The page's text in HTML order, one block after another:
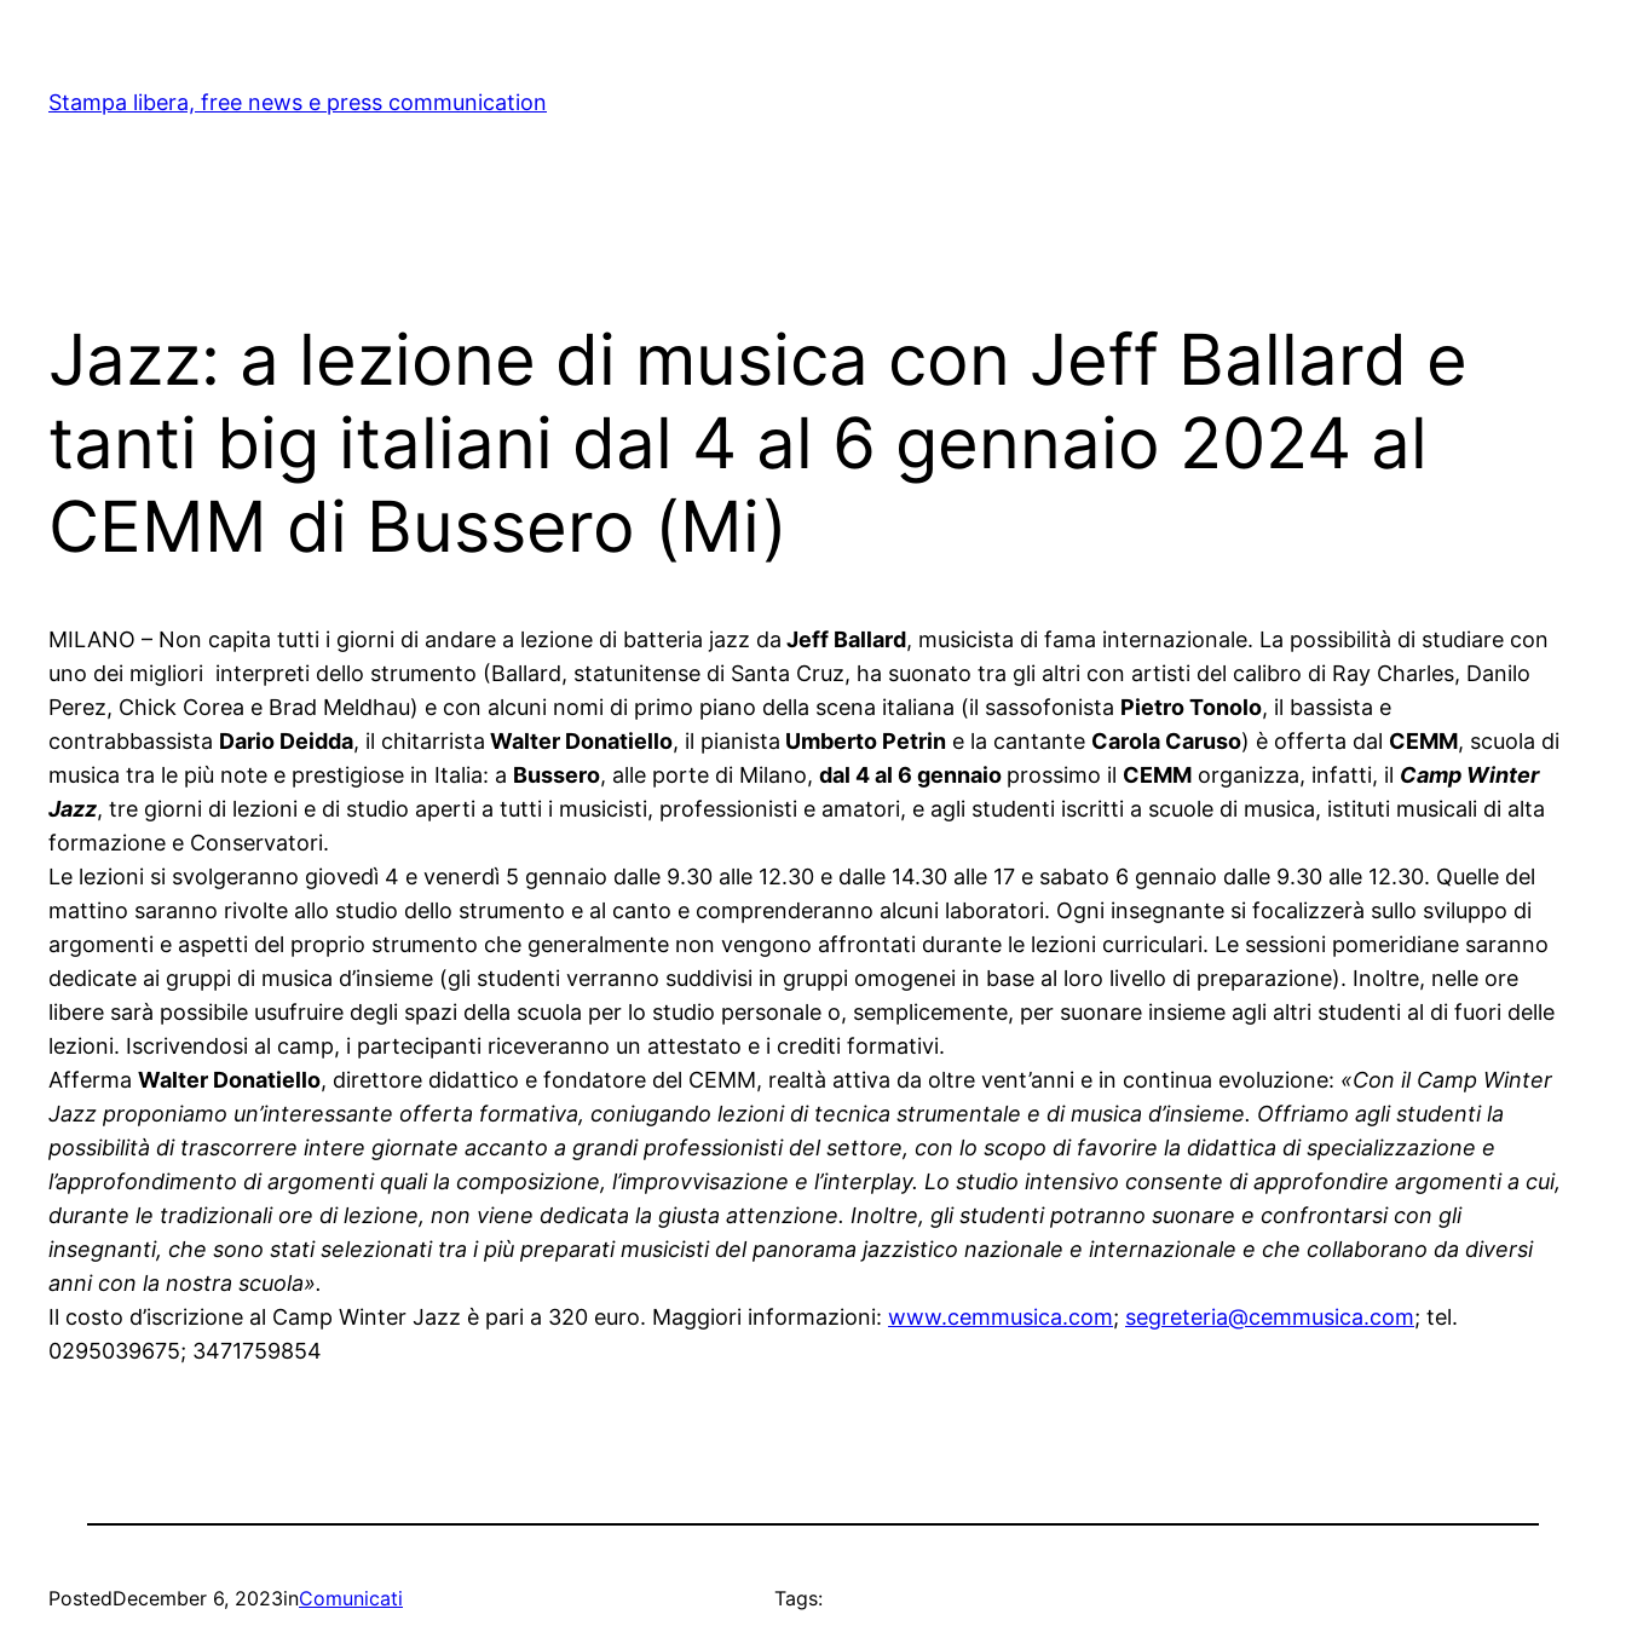
content
Stampa libera, free news e press communication
Jazz: a lezione di musica con Jeff Ballard e
tanti big italiani dal 4 al 6 gennaio 2024 al
CEMM di Bussero (Mi)
MILANO – Non capita tutti i giorni di andare a lezione di batteria jazz da Jeff Ballard, musicista di fama internazionale. La possibilità di studiare con
uno dei migliori interpreti dello strumento (Ballard, statunitense di Santa Cruz, ha suonato tra gli altri con artisti del calibro di Ray Charles, Danilo
Perez, Chick Corea e Brad Meldhau) e con alcuni nomi di primo piano della scena italiana (il sassofonista Pietro Tonolo, il bassista e
contrabbassista Dario Deidda, il chitarrista Walter Donatiello, il pianista Umberto Petrin e la cantante Carola Caruso) è offerta dal CEMM, scuola di
musica tra le più note e prestigiose in Italia: a Bussero, alle porte di Milano, dal 4 al 6 gennaio prossimo il CEMM organizza, infatti, il Camp Winter
Jazz, tre giorni di lezioni e di studio aperti a tutti i musicisti, professionisti e amatori, e agli studenti iscritti a scuole di musica, istituti musicali di alta
formazione e Conservatori.
Le lezioni si svolgeranno giovedì 4 e venerdì 5 gennaio dalle 9.30 alle 12.30 e dalle 14.30 alle 17 e sabato 6 gennaio dalle 9.30 alle 12.30. Quelle del
mattino saranno rivolte allo studio dello strumento e al canto e comprenderanno alcuni laboratori. Ogni insegnante si focalizzerà sullo sviluppo di
argomenti e aspetti del proprio strumento che generalmente non vengono affrontati durante le lezioni curriculari. Le sessioni pomeridiane saranno
dedicate ai gruppi di musica d’insieme (gli studenti verranno suddivisi in gruppi omogenei in base al loro livello di preparazione). Inoltre, nelle ore
libere sarà possibile usufruire degli spazi della scuola per lo studio personale o, semplicemente, per suonare insieme agli altri studenti al di fuori delle
lezioni. Iscrivendosi al camp, i partecipanti riceveranno un attestato e i crediti formativi.
Afferma Walter Donatiello, direttore didattico e fondatore del CEMM, realtà attiva da oltre vent’anni e in continua evoluzione: «Con il Camp Winter
Jazz proponiamo un’interessante offerta formativa, coniugando lezioni di tecnica strumentale e di musica d’insieme. Offriamo agli studenti la
possibilità di trascorrere intere giornate accanto a grandi professionisti del settore, con lo scopo di favorire la didattica di specializzazione e
l’approfondimento di argomenti quali la composizione, l’improvvisazione e l’interplay. Lo studio intensivo consente di approfondire argomenti a cui,
durante le tradizionali ore di lezione, non viene dedicata la giusta attenzione. Inoltre, gli studenti potranno suonare e confrontarsi con gli
insegnanti, che sono stati selezionati tra i più preparati musicisti del panorama jazzistico nazionale e internazionale e che collaborano da diversi
anni con la nostra scuola».
Il costo d’iscrizione al Camp Winter Jazz è pari a 320 euro. Maggiori informazioni: www.cemmusica.com; segreteria@cemmusica.com; tel.
0295039675; 3471759854
PostedDecember 6, 2023inComunicati Tags: